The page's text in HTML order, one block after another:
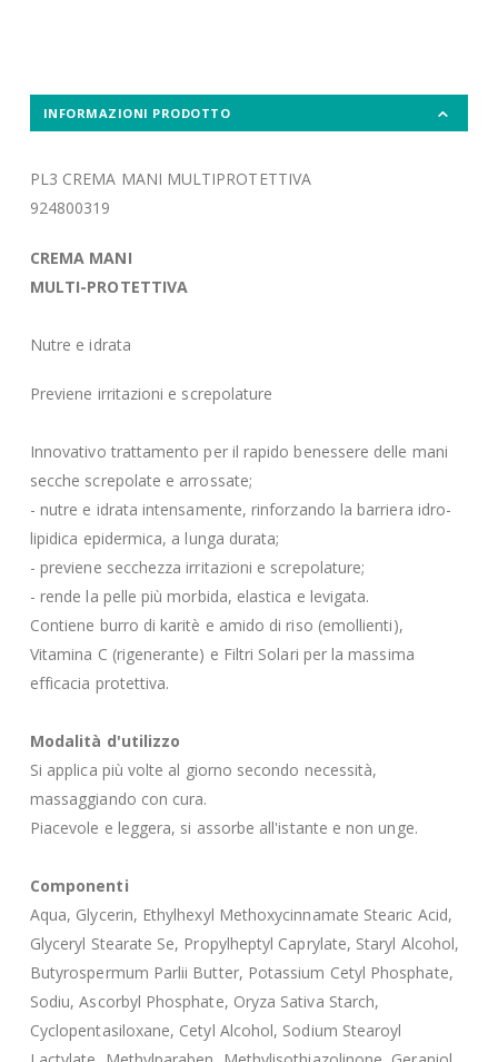
INFORMAZIONI PRODOTTO
PL3 CREMA MANI MULTIPROTETTIVA
924800319
CREMA MANI
MULTI-PROTETTIVA
Nutre e idrata
Previene irritazioni e screpolature
Innovativo trattamento per il rapido benessere delle mani
secche screpolate e arrossate;
- nutre e idrata intensamente, rinforzando la barriera idro-
lipidica epidermica, a lunga durata;
- previene secchezza irritazioni e screpolature;
- rende la pelle più morbida, elastica e levigata.
Contiene burro di karitè e amido di riso (emollienti),
Vitamina C (rigenerante) e Filtri Solari per la massima
efficacia protettiva.
Modalità d'utilizzo
Si applica più volte al giorno secondo necessità,
massaggiando con cura.
Piacevole e leggera, si assorbe all'istante e non unge.
Componenti
Aqua, Glycerin, Ethylhexyl Methoxycinnamate Stearic Acid,
Glyceryl Stearate Se, Propylheptyl Caprylate, Staryl Alcohol,
Butyrospermum Parlii Butter, Potassium Cetyl Phosphate,
Sodiu, Ascorbyl Phosphate, Oryza Sativa Starch,
Cyclopentasiloxane, Cetyl Alcohol, Sodium Stearoyl